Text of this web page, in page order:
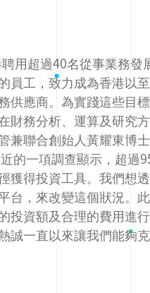
用超過40名從事業務發
員工，致力成為香港以
供應商。為實踐這些目
財務分析、運算及研究
兼聯合創始人黃耀東博士
近的一項調查顯示，超過
獲得投資工具。我們想
台，來改變這個狀況。
投資額及合理的費用進
誠一直以來讓我們能夠